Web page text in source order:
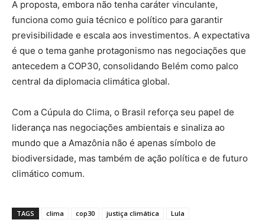
A proposta, embora não tenha caráter vinculante,
funciona como guia técnico e político para garantir
previsibilidade e escala aos investimentos. A expectativa
é que o tema ganhe protagonismo nas negociações que
antecedem a COP30, consolidando Belém como palco
central da diplomacia climática global.
Com a Cúpula do Clima, o Brasil reforça seu papel de
liderança nas negociações ambientais e sinaliza ao
mundo que a Amazônia não é apenas símbolo de
biodiversidade, mas também de ação política e de futuro
climático comum.
TAGS clima cop30 justiça climática Lula